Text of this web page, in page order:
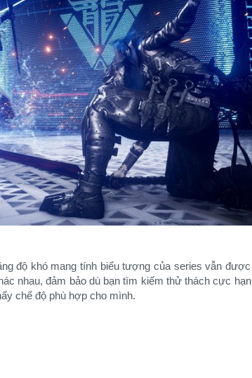
độ khó mang tính biểu tượng của series vẫn
nhau, đảm bảo dù bạn tìm kiếm thử thách cực
chế độ phù hợp cho mình.​